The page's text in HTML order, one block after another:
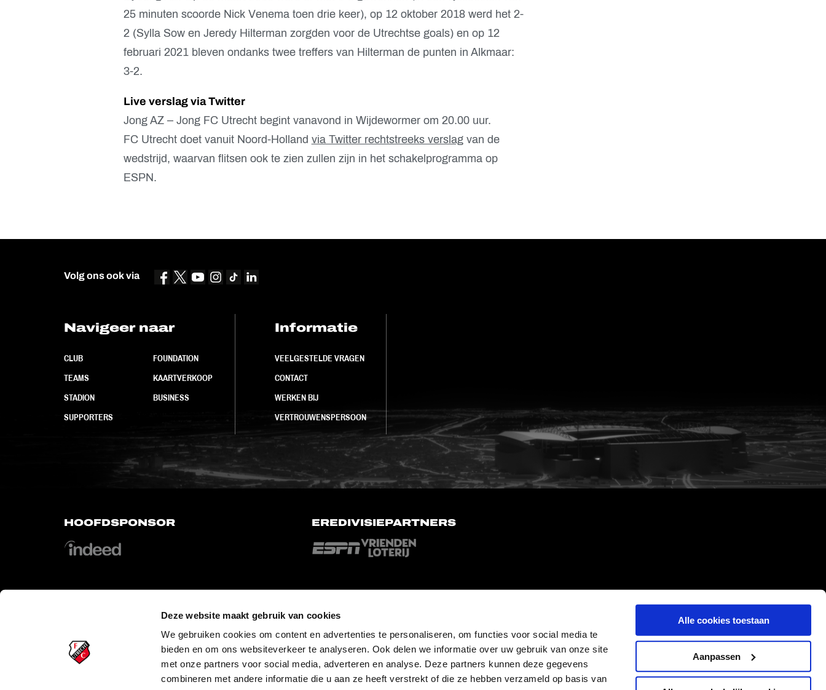
Deze website maakt gebruik van cookies
We gebruiken cookies om content en advertenties te personaliseren, om functies voor social media te
bieden en om ons websiteverkeer te analyseren. Ook delen we informatie over uw gebruik van onze site
met onze partners voor social media, adverteren en analyse. Deze partners kunnen deze gegevens
combineren met andere informatie die u aan ze heeft verstrekt of die ze hebben verzameld op basis van
Alle cookies toestaan
Aanpassen
25 minuten scoorde Nick Venema toen drie keer), op 12 oktober 2018 werd het 2-
2 (Sylla Sow en Jeredy Hilterman zorgden voor de Utrechtse goals) en op 12
februari 2021 bleven ondanks twee treffers van Hilterman de punten in Alkmaar:
3-2.
Live verslag via Twitter
Jong AZ – Jong FC Utrecht begint vanavond in Wijdewormer om 20.00 uur.
FC Utrecht doet vanuit Noord-Holland via Twitter rechtstreeks verslagvan de
wedstrijd, waarvan flitsen ook te zien zullen zijn in het schakelprogramma op
ESPN.
Volg ons ook via
Navigeer naar
CLUB
TEAMS
STADION
SUPPORTERS
FOUNDATION
KAARTVERKOOP
BUSINESS
Informatie
VEELGESTELDE VRAGEN
CONTACT
WERKEN BIJ
VERTROUWENSPERSOON
HOOFDSPONSOR EREDIVISIEPARTNERS
OFFICIAL PARTNERS